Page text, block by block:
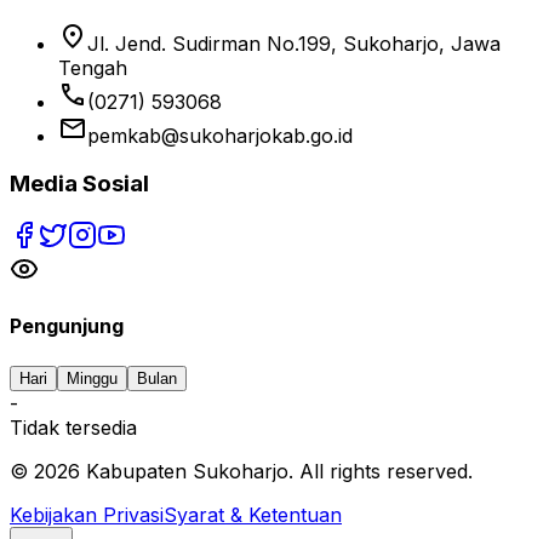
location_on Jl. Jend. Sudirman No.199, Sukoharjo, Jawa
Tengah
phone (0271) 593068
emailpemkab@sukoharjokab.go.id
Media Sosial
Pengunjung
Hari Minggu Bulan
-
Tidak tersedia
© 2026 Kabupaten Sukoharjo. All rights reserved.
Kebijakan PrivasiSyarat & Ketentuan